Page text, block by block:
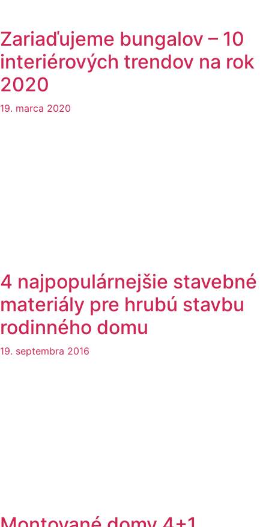
Zariaďujeme bungalov – 10
interiérových trendov na rok
2020
19. marca 2020
4 najpopulárnejšie stavebné
materiály pre hrubú stavbu
rodinného domu
19. septembra 2016